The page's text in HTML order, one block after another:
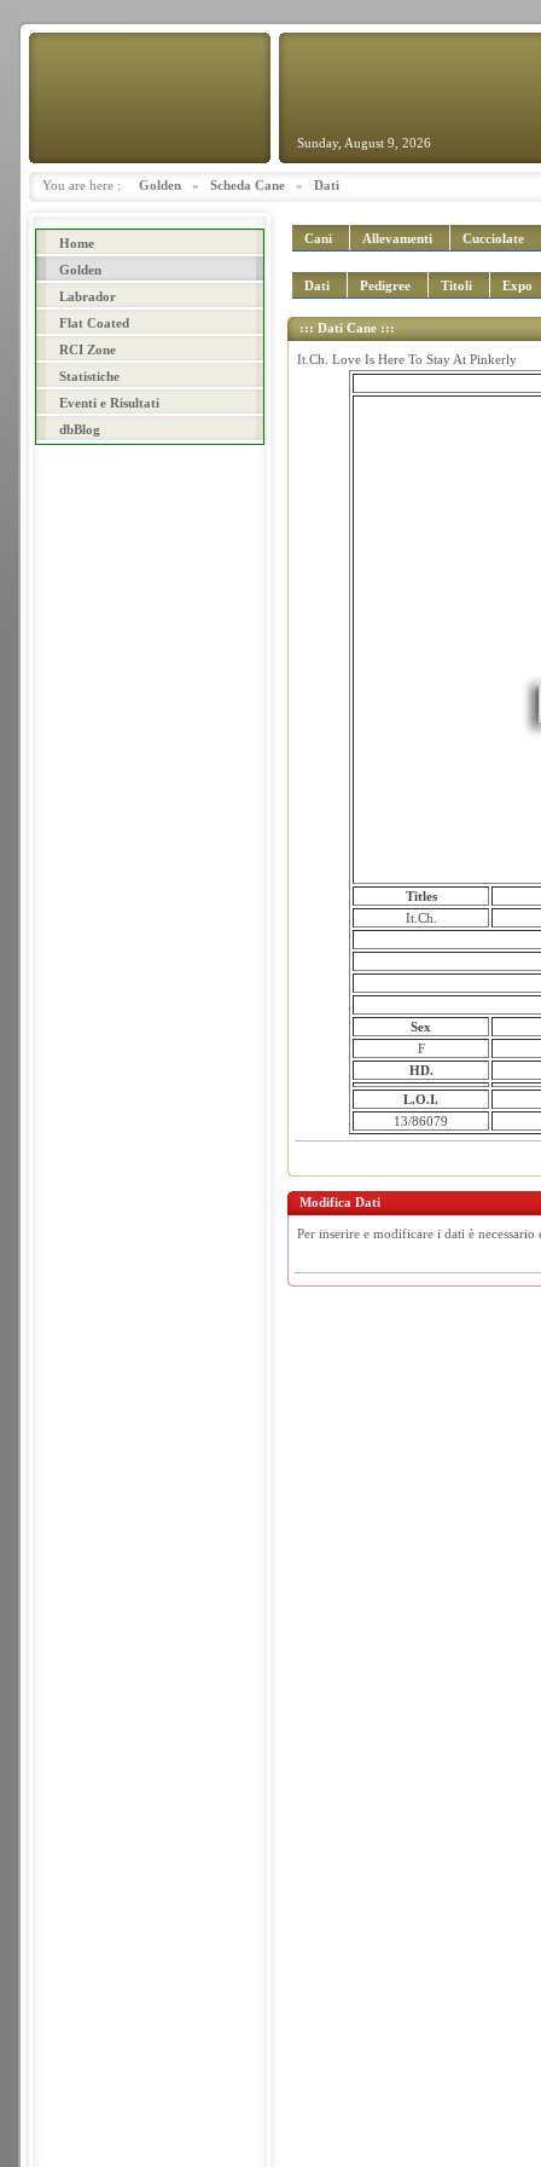
Sunday, August 9, 2026
You are here : Golden » Scheda Cane » Dati
Home
Golden
Labrador
Flat Coated
RCI Zone
Statistiche
Eventi e Risultati
dbBlog
Cani Allevamenti Cucciolate
Dati Pedigree Titoli Expo
::: Dati Cane :::
It.Ch. Love Is Here To Stay At Pinkerly
Titles
It.Ch.
Sex
F
HD.
L.O.I.
13/86079
Modifica Dati
Per inserire e modificare i dati è necessario